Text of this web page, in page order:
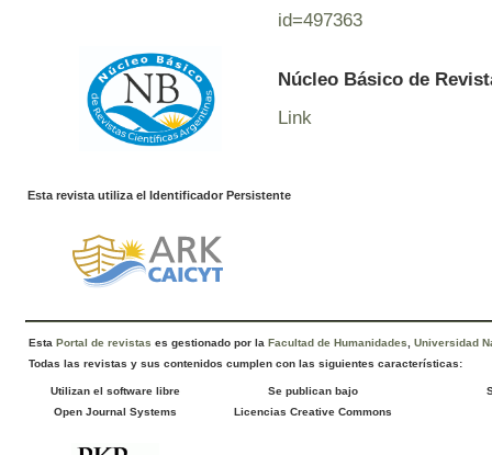
id=497363
Núcleo Básico de
Link
Esta revista utiliza el Identificador Persistente
EstaPortal de revistas es gestionado por laFacultad de Humanidades ,Universidad
Todas las revistas y sus contenidos cumplen con las siguientes características:
Utilizan el software libre
Open Journal Systems
Se publican bajo
Licencias Creative Commons